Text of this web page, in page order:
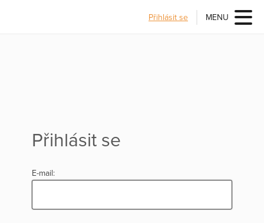
Přihlásit se MENU
Přihlásit se
E-mail: